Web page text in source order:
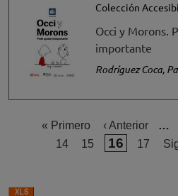
Colección
Occi y Morons.
importante
Rodríguez Coca,
Primera página
« Primero Página anterior
‹ Anterior …
Página
14 Página
15 Página
16 Página
17